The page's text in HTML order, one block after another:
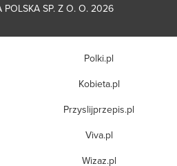
SP. Z O. O. 2026
Polki.pl
Kobieta.pl
Przyslijprzepis.pl
Viva.pl
Wizaz.pl